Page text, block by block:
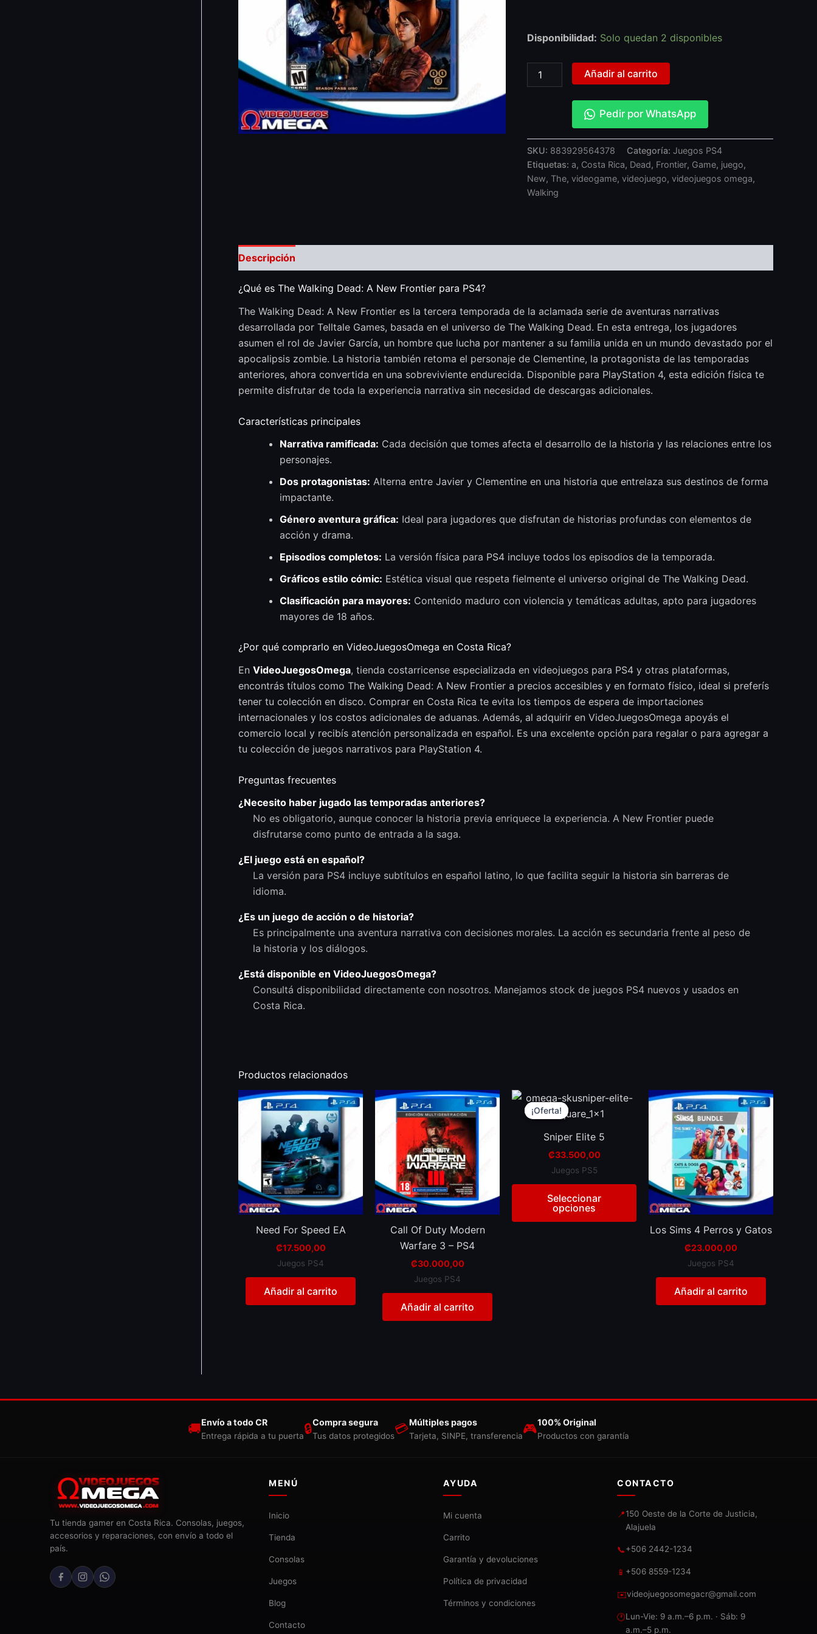
Disponibilidad: Solo quedan 2 disponibles
Añadir al carrito
Pedir por WhatsApp
SKU: 883929564378 Categoría:Juegos PS4
Etiquetas: a, Costa Rica, Dead, Frontier, Game, juego,
New,The,videogame,videojuego,videojuegos omega,
Walking
Descripción
¿Qué es The Walking Dead: A New Frontier para PS4?
The Walking Dead: A New Frontier es la tercera temporada de la aclamada serie de aventuras narrativas
desarrollada por Telltale Games, basada en el universo de The Walking Dead. En esta entrega, los jugadores
asumen el rol de Javier García, un hombre que lucha por mantener a su familia unida en un mundo devastado por el
apocalipsis zombie. La historia también retoma el personaje de Clementine, la protagonista de las temporadas
anteriores, ahora convertida en una sobreviviente endurecida. Disponible para PlayStation 4, esta edición física te
permite disfrutar de toda la experiencia narrativa sin necesidad de descargas adicionales.
Características principales
Narrativa ramificada: Cada decisión que tomes afecta el desarrollo de la historia y las relaciones entre los
personajes.
Dos protagonistas: Alterna entre Javier y Clementine en una historia que entrelaza sus destinos de forma
impactante.
Género aventura gráfica: Ideal para jugadores que disfrutan de historias profundas con elementos de
acción y drama.
Episodios completos: La versión física para PS4 incluye todos los episodios de la temporada.
Gráficos estilo cómic: Estética visual que respeta fielmente el universo original de The Walking Dead.
Clasificación para mayores: Contenido maduro con violencia y temáticas adultas, apto para jugadores
mayores de 18 años.
¿Por qué comprarlo en VideoJuegosOmega en Costa Rica?
En VideoJuegosOmega, tienda costarricense especializada en videojuegos para PS4 y otras plataformas,
encontrás títulos como The Walking Dead: A New Frontier a precios accesibles y en formato físico, ideal si preferís
tener tu colección en disco. Comprar en Costa Rica te evita los tiempos de espera de importaciones
internacionales y los costos adicionales de aduanas. Además, al adquirir en VideoJuegosOmega apoyás el
comercio local y recibís atención personalizada en español. Es una excelente opción para regalar o para agregar a
tu colección de juegos narrativos para PlayStation 4.
Preguntas frecuentes
¿Necesito haber jugado las temporadas anteriores?
No es obligatorio, aunque conocer la historia previa enriquece la experiencia. A New Frontier puede
disfrutarse como punto de entrada a la saga.
¿El juego está en español?
La versión para PS4 incluye subtítulos en español latino, lo que facilita seguir la historia sin barreras de
idioma.
¿Es un juego de acción o de historia?
Es principalmente una aventura narrativa con decisiones morales. La acción es secundaria frente al peso de
la historia y los diálogos.
¿Está disponible en VideoJuegosOmega?
Consultá disponibilidad directamente con nosotros. Manejamos stock de juegos PS4 nuevos y usados en
Costa Rica.
Productos relacionados
Need For Speed EA
₡17.500,00
Juegos PS4
Añadir al carrito
Call Of Duty Modern
Warfare 3 – PS4
₡30.000,00
Juegos PS4
Añadir al carrito
¡Oferta!
¡Oferta!
Sniper Elite 5
₡33.500,00
Juegos PS5
Seleccionar
opciones
This
product
variants.
options
may
be
page
Los Sims 4 Perros y Gatos
₡23.000,00
Juegos PS4
Añadir al carrito
🚚Envío a todo CR
Entrega rápida a tu puerta🔒Compra segura
Tus datos protegidos💳Múltiples pagos
Tarjeta, SINPE, transferencia🎮100% Original
Productos con garantía
Tu tienda gamer en Costa Rica. Consolas, juegos,
accesorios y reparaciones, con envío a todo el
país.
MENÚ
Inicio
Tienda
Consolas
Juegos
Blog
Contacto
AYUDA
Mi cuenta
Carrito
Garantía y devoluciones
Política de privacidad
Términos y condiciones
CONTACTO
📍150 Oeste de la Corte de Justicia,
Alajuela
📞+506 2442-1234
📱 +506 8559-1234
✉️videojuegosomegacr@gmail.com
🕐Lun-Vie: 9 a.m.–6 p.m. · Sáb: 9
a.m.–5 p.m.